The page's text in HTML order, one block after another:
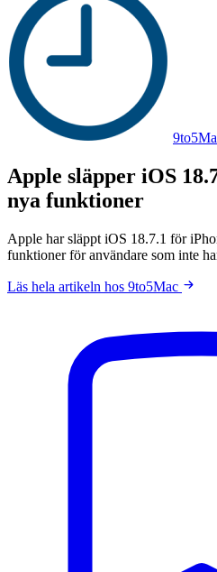
Apple släpper iOS
nya funktioner
Apple har släppt iOS 18.7.1 för
funktioner för användare som inte
Läs hela artikeln hos 9to5Mac